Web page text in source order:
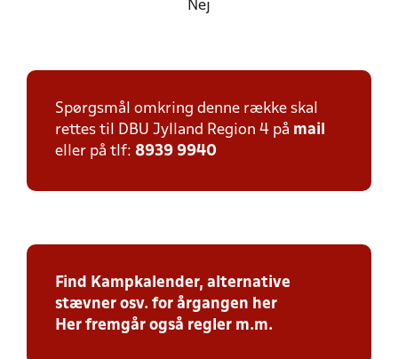
Nej
Spørgsmål omkring denne række skal
rettes til DBU Jylland Region 4 på mail
eller på tlf: 8939 9940
Find Kampkalender, alternative
stævner osv. for årgangen her
Her fremgår også regler m.m.